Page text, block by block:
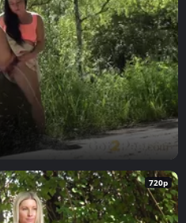
720p